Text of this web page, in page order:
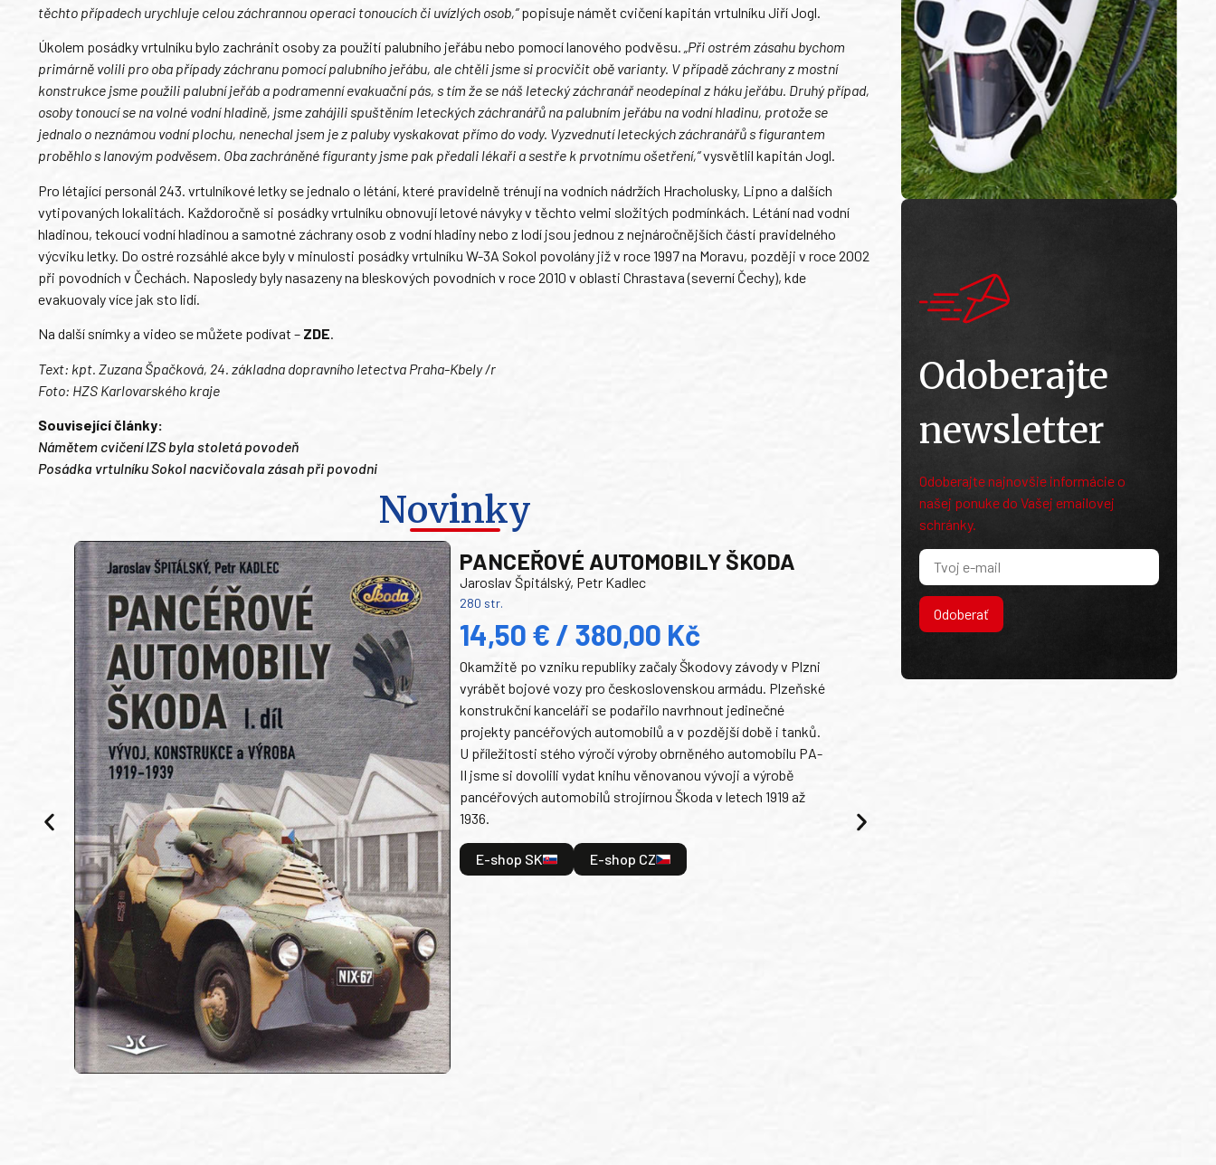
těchto případech urychluje celou záchrannou operaci tonoucích či uvízlých osob,“popisuje námět cvičení kapitán vrtulníku Jiří Jogl.
Úkolem posádky vrtulníku bylo zachránit osoby za použití palubního jeřábu nebo pomocí lanového podvěsu. „Při ostrém zásahu bychom
primárně volili pro oba případy záchranu pomocí palubního jeřábu, ale chtěli jsme si procvičit obě varianty. V případě záchrany z mostní
konstrukce jsme použili palubní jeřáb a podramenní evakuační pás, s tím že se náš letecký záchranář neodepínal z háku jeřábu. Druhý případ,
osoby tonoucí se na volné vodní hladině, jsme zahájili spuštěním leteckých záchranářů na palubním jeřábu na vodní hladinu, protože se
jednalo o neznámou vodní plochu, nenechal jsem je z paluby vyskakovat přímo do vody. Vyzvednutí leteckých záchranářů s figurantem
proběhlo s lanovým podvěsem. Oba zachráněné figuranty jsme pak předali lékaři a sestře k prvotnímu ošetření,“vysvětlil kapitán Jogl.
Pro létající personál 243. vrtulníkové letky se jednalo o létání, které pravidelně trénují na vodních nádržích Hracholusky, Lipno a dalších
vytipovaných lokalitách. Každoročně si posádky vrtulníku obnovují letové návyky v těchto velmi složitých podmínkách. Létání nad vodní
hladinou, tekoucí vodní hladinou a samotné záchrany osob z vodní hladiny nebo z lodí jsou jednou z nejnáročnějších částí pravidelného
výcviku letky. Do ostré rozsáhlé akce byly v minulosti posádky vrtulníku W-3A Sokol povolány již v roce 1997 na Moravu, později v roce 2002
při povodních v Čechách. Naposledy byly nasazeny na bleskových povodních v roce 2010 v oblasti Chrastava (severní Čechy), kde
evakuovaly více jak sto lidí.
Na další snímky a video se můžete podívat – ZDE.
Text: kpt. Zuzana Špačková, 24. základna dopravního letectva Praha-Kbely /r
Foto: HZS Karlovarského kraje
Související články:
Námětem cvičení IZS byla stoletá povodeň
Posádka vrtulníku Sokol nacvičovala zásah při povodni
Novinky
PANCEŘOVÉ AUTOMOBILY ŠKODA
Jaroslav Špitálský, Petr Kadlec
280 str.
14,50 € / 380,00 Kč
Okamžitě po vzniku republiky začaly Škodovy závody v Plzni
vyrábět bojové vozy pro československou armádu. Plzeňské
konstrukční kanceláři se podařilo navrhnout jedinečné
projekty pancéřových automobilů a v pozdější době i tanků.
U příležitosti stého výročí výroby obrněného automobilu PA-
II jsme si dovolili vydat knihu věnovanou vývoji a výrobě
pancéřových automobilů strojírnou Škoda v letech 1919 až
1936.
E-shop SK E-shop CZ
Odoberajte
newsletter
Odoberajte najnovšie informácie o
našej ponuke do Vašej emailovej
schránky.
Odoberať